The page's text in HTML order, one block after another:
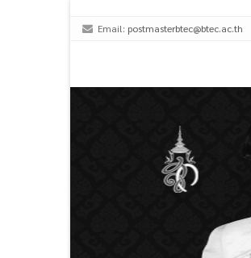
Email: postmasterbtec@btec.ac.th